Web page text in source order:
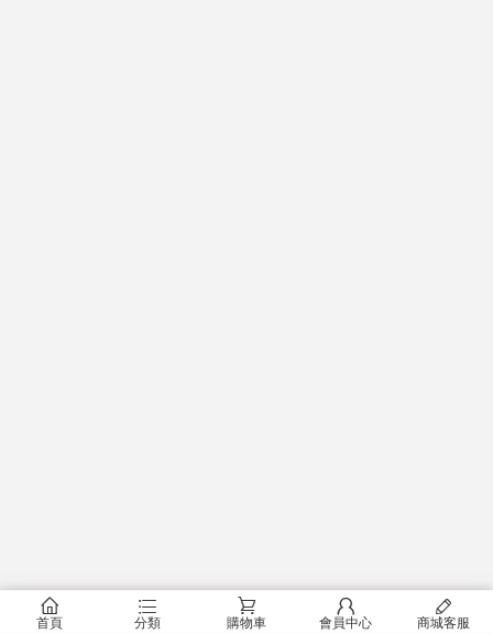
󰂠
首頁
󰂦
分類
󰂟
購物車
󰂢
會員中心
󰄦
商城客服